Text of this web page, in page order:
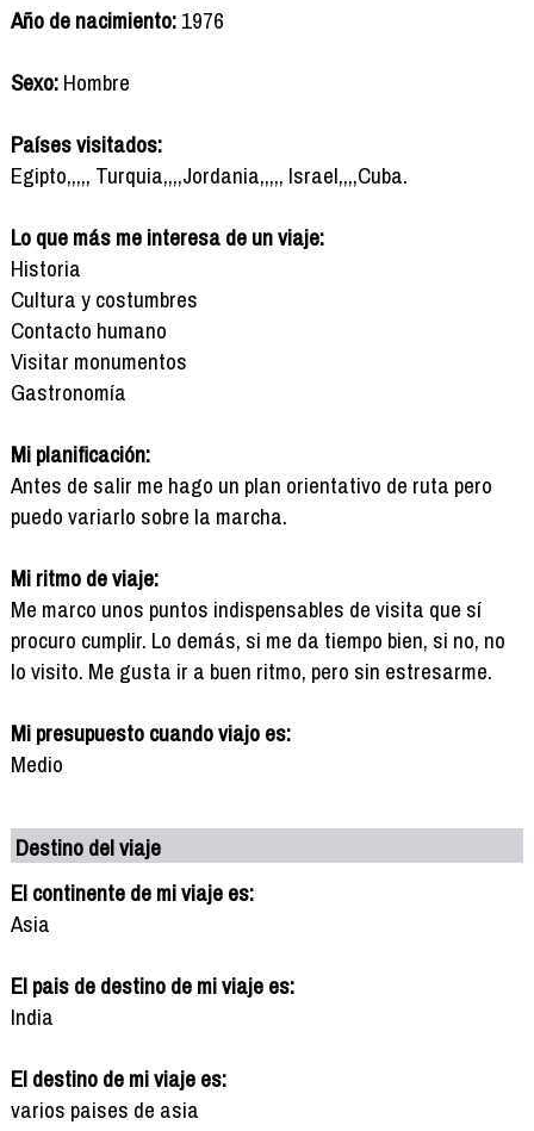
Año de nacimiento:1976
Sexo:Hombre
Países visitados:
Egipto,,,,, Turquia,,,,Jordania,,,,, Israel,,,,Cuba.
Lo que más me interesa de un viaje:
Historia
Cultura y costumbres
Contacto humano
Visitar monumentos
Gastronomía
Mi planificación:
Antes de salir me hago un plan orientativo de ruta pero
puedo variarlo sobre la marcha.
Mi ritmo de viaje:
Me marco unos puntos indispensables de visita que sí
procuro cumplir. Lo demás, si me da tiempo bien, si no, no
lo visito. Me gusta ir a buen ritmo, pero sin estresarme.
Mi presupuesto cuando viajo es:
Medio
Destino del viaje
El continente de mi viaje es:
Asia
El pais de destino de mi viaje es:
India
El destino de mi viaje es:
varios paises de asia